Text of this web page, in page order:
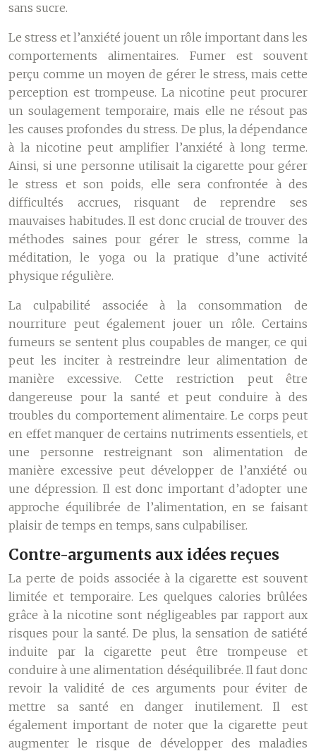
sans sucre.
Le stress et l’anxiété jouent un rôle important dans les
comportements alimentaires. Fumer est souvent
perçu comme un moyen de gérer le stress, mais cette
perception est trompeuse. La nicotine peut procurer
un soulagement temporaire, mais elle ne résout pas
les causes profondes du stress. De plus, la dépendance
à la nicotine peut amplifier l’anxiété à long terme.
Ainsi, si une personne utilisait la cigarette pour gérer
le stress et son poids, elle sera confrontée à des
difficultés accrues, risquant de reprendre ses
mauvaises habitudes. Il est donc crucial de trouver des
méthodes saines pour gérer le stress, comme la
méditation, le yoga ou la pratique d’une activité
physique régulière.
La culpabilité associée à la consommation de
nourriture peut également jouer un rôle. Certains
fumeurs se sentent plus coupables de manger, ce qui
peut les inciter à restreindre leur alimentation de
manière excessive. Cette restriction peut être
dangereuse pour la santé et peut conduire à des
troubles du comportement alimentaire. Le corps peut
en effet manquer de certains nutriments essentiels, et
une personne restreignant son alimentation de
manière excessive peut développer de l’anxiété ou
une dépression. Il est donc important d’adopter une
approche équilibrée de l’alimentation, en se faisant
plaisir de temps en temps, sans culpabiliser.
Contre-arguments aux idées reçues
La perte de poids associée à la cigarette est souvent
limitée et temporaire. Les quelques calories brûlées
grâce à la nicotine sont négligeables par rapport aux
risques pour la santé. De plus, la sensation de satiété
induite par la cigarette peut être trompeuse et
conduire à une alimentation déséquilibrée. Il faut donc
revoir la validité de ces arguments pour éviter de
mettre sa santé en danger inutilement. Il est
également important de noter que la cigarette peut
augmenter le risque de développer des maladies